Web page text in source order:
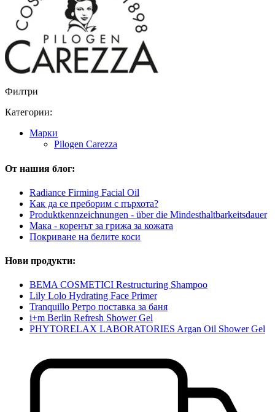
Филтри
Категории:
Марки
Pilogen Carezza
От нашия блог:
Radiance Firming Facial Oil
Как да се преборим с пърхота?
Produktkennzeichnungen - über die Mindesthaltbarkeitsdauer
Мака - коренът за грижа за кожата
Покриване на белите коси
Нови продукти:
BEMA COSMETICI Restructuring Shampoo
Lily Lolo Hydrating Face Primer
Tranquillo Ретро поставка за баня
i+m Berlin Refresh Shower Gel
PHYTORELAX LABORATORIES Argan Oil Shower Gel